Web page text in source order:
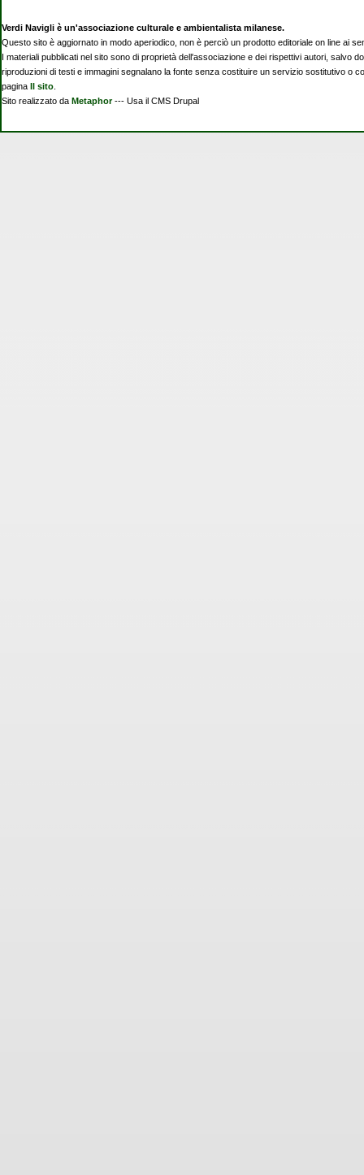
Verdi Navigli è un'associazione culturale e ambientalista milanese.
Questo sito è aggiornato in modo aperiodico, non è perciò un prodotto editoriale on line ai
I materiali pubblicati nel sito sono di proprietà dell'associazione e dei rispettivi autori, salvo
riproduzioni di testi e immagini segnalano la fonte senza costituire un servizio sostitutivo o
pagina Il sito
Sito realizzato da Metaphor--- Usa il CMS Drupal